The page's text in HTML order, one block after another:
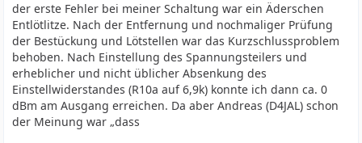
der erste Fehler bei meiner Schaltung war ein Äderschen
Entlötlitze. Nach der Entfernung und nochmaliger Prüfung
der Bestückung und Lötstellen war das Kurzschlussproblem
behoben. Nach Einstellung des Spannungsteilers und
erheblicher und nicht üblicher Absenkung des
Einstellwiderstandes (R10a auf 6,9k) konnte ich dann ca. 0
dBm am Ausgang erreichen. Da aber Andreas (D4JAL) schon
der Meinung war „dass